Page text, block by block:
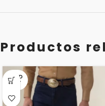
Productos
SOLD
OUT